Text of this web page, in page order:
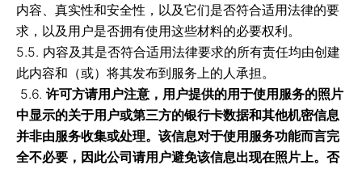
内容、真实性和安全性，以及它们是否符合适用法律的要
求，以及用户是否拥有使用这些材料的必要权利。
5.5. 内容及其是否符合适用法律要求的所有责任均由创建
此内容和（或）将其发布到服务上的人承担。
5.6. 许可方请用户注意，用户提供的用于使用服务的照片
中显示的关于用户或第三方的银行卡数据和其他机密信息
并非由服务收集或处理。该信息对于使用服务功能而言完
全不必要，因此公司请用户避免该信息出现在照片上。否
对客户
关于我们
对商业
问题和答案
VK
社会网络